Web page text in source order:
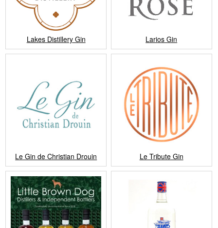
Lakes Distillery Gin Larios Gin
Le Gin de Christian Drouin Le Tribute Gin